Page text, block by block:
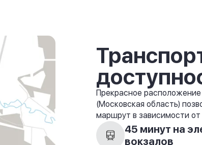
Прекрасное
(Московская область)
маршрут в зависимости от
45 минут на
вокзалов